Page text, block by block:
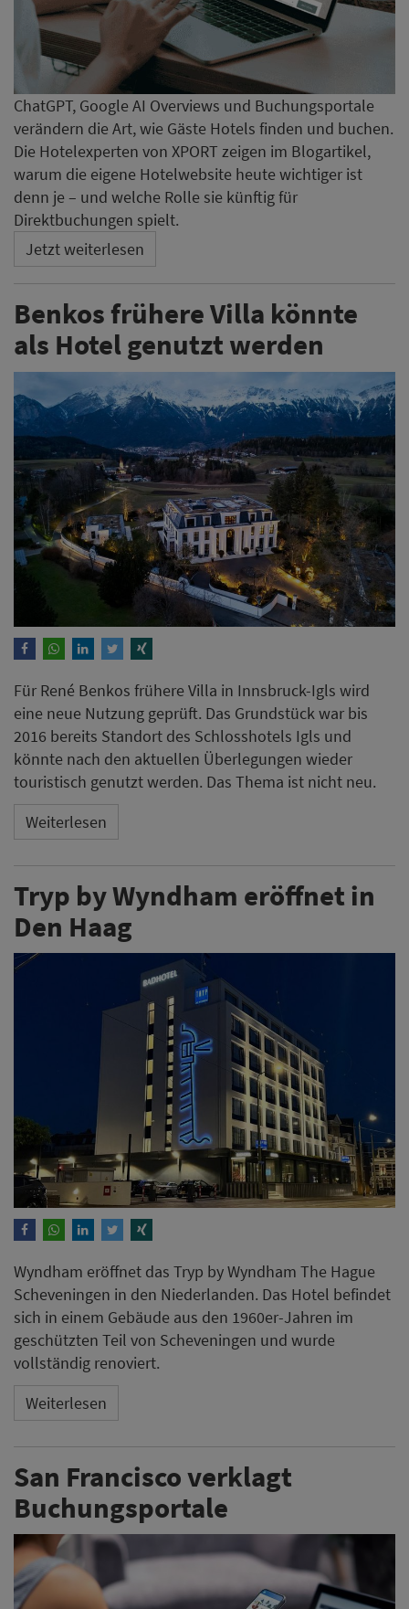
ChatGPT, Google AI Overviews und Buchungsportale
verändern die Art, wie Gäste Hotels finden und buchen.
Die Hotelexperten von XPORT zeigen im Blogartikel,
warum die eigene Hotelwebsite heute wichtiger ist
denn je – und welche Rolle sie künftig für
Direktbuchungen spielt.
Jetzt weiterlesen
Benkos frühere Villa könnte
als Hotel genutzt werden
Für René Benkos frühere Villa in Innsbruck-Igls wird
eine neue Nutzung geprüft. Das Grundstück war bis
2016 bereits Standort des Schlosshotels Igls und
könnte nach den aktuellen Überlegungen wieder
touristisch genutzt werden. Das Thema ist nicht neu.
Weiterlesen
Tryp by Wyndham eröffnet in
Den Haag
Wyndham eröffnet das Tryp by Wyndham The Hague
Scheveningen in den Niederlanden. Das Hotel befindet
sich in einem Gebäude aus den 1960er-Jahren im
geschützten Teil von Scheveningen und wurde
vollständig renoviert.
Weiterlesen
San Francisco verklagt
Buchungsportale